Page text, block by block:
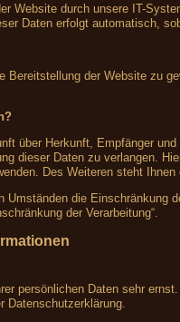
Website durch unsere IT-
Daten erfolgt automatisch,
Bereitstellung der Website zu
über Herkunft, Empfänger
dieser Daten zu verlangen.
Des Weiteren steht
die Einschränkung
der Verarbeitung“.
persönlichen Daten sehr
Datenschutzerklärung.